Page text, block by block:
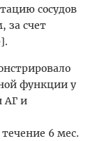
сосудов
за счет
функции у
АГ и
6 мес.